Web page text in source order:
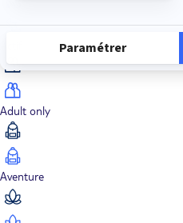
Adult only
Aventure